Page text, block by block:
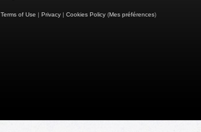
Terms of Use | Privacy | Cookies Policy (Mes préférences)